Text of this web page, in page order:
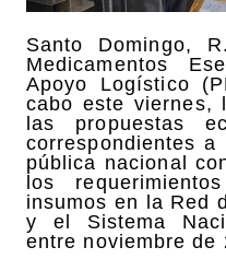
Santo Domingo,
Medicamentos
Apoyo Logístico
cabo este viernes,
las propuestas
correspondientes
pública nacional
los
insumos en la Red
y el Sistema
entre noviembre de